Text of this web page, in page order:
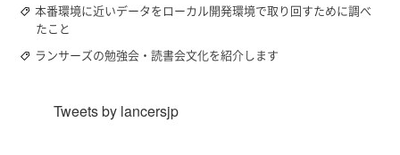
本番環境に近いデータをローカル開発環境で取り回すために調べ
たこと
ランサーズの勉強会・読書会文化を紹介します
Tweets by lancersjp